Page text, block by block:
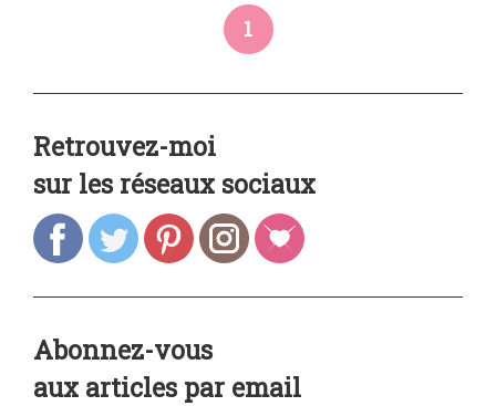
1
Retrouvez-moi
sur les réseaux sociaux
Abonnez-vous
aux articles par email